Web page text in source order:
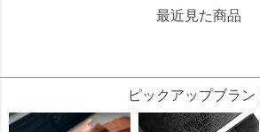
最近見た商品
ピックアップブラン